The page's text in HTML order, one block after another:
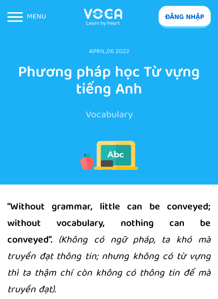
MENU ĐĂNG NHẬP
APRIL,06 2022
Phương pháp học Từ vựng
tiếng Anh
Vocabulary
“Without grammar, little can be conveyed;
without vocabulary, nothing can be
conveyed”. (Không có ngữ pháp, ta khó mà
truyền đạt thông tin; nhưng không có từ vựng
thì ta thậm chí còn không có thông tin để mà
truyền đạt).